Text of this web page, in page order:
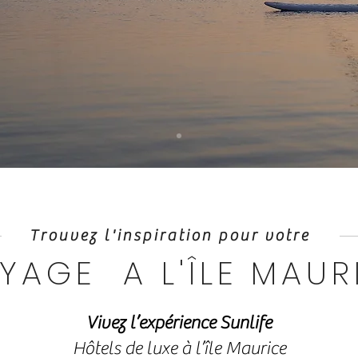
Trouvez l'inspiration pour votre
A L'ÎLE
Vivez l’expérience Sunlife
Hôtels de luxe à l’île Maurice